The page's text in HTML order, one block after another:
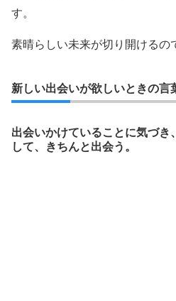
す。
素晴らしい未来が切り開けるの
新しい出会いが欲しいときの言
出会いかけていることに気づき
して、きちんと出会う。